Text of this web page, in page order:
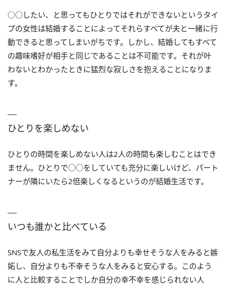
○○したい、と思ってもひとりではそれができないというタイ
プの女性は結婚することによってそれらすべてが夫と一緒に行
動できると思ってしまいがちです。しかし、結婚してもすべて
の趣味嗜好が相手と同じであることは不可能です。それが叶
わないとわかったときに猛烈な寂しさを抱えることになりま
す。
ひとりを楽しめない
ひとりの時間を楽しめない人は2人の時間も楽しむことはでき
ません。ひとりで○○をしていても充分に楽しいけど、パート
ナーが隣にいたら2倍楽しくなるというのが結婚生活です。
いつも誰かと比べている
SNSで友人の私生活をみて自分よりも幸せそうな人をみると嫉
妬し、自分よりも不幸そうな人をみると安心する。このよう
に人と比較することでしか自分の幸不幸を感じられない人